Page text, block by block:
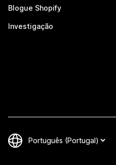
Blogue Shopify
Investigação